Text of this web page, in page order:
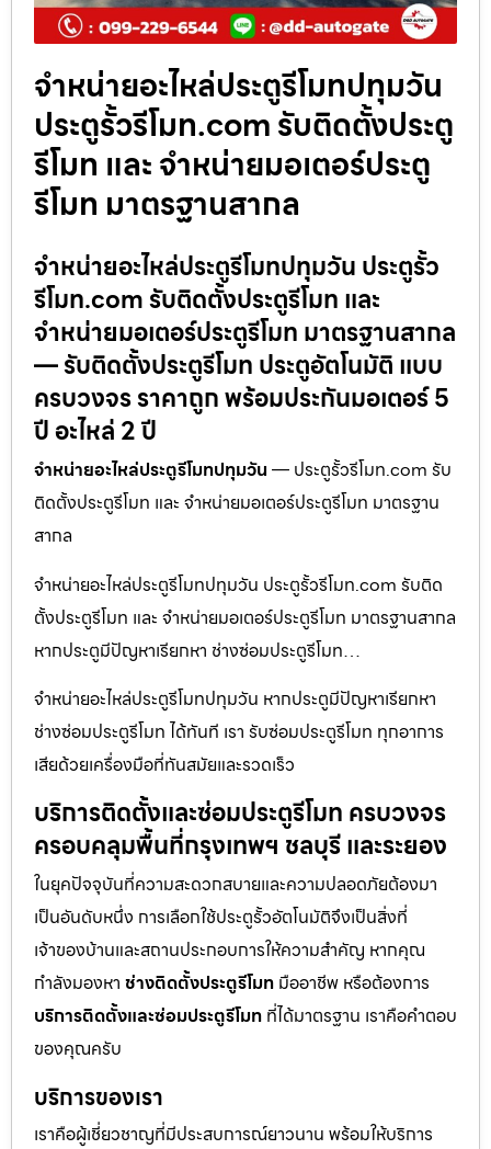
จำหน่ายอะไหล่ประตูรีโมทปทุมวัน
ประตูรั้วรีโมท.com รับติดตั้งประตู
รีโมท และ จำหน่ายมอเตอร์ประตู
รีโมท มาตรฐานสากล
จำหน่ายอะไหล่ประตูรีโมทปทุมวัน ประตูรั้ว
รีโมท.com รับติดตั้งประตูรีโมท และ
จำหน่ายมอเตอร์ประตูรีโมท มาตรฐานสากล
— รับติดตั้งประตูรีโมท ประตูอัตโนมัติ แบบ
ครบวงจร ราคาถูก พร้อมประกันมอเตอร์ 5
ปี อะไหล่ 2 ปี
จำหน่ายอะไหล่ประตูรีโมทปทุมวัน — ประตูรั้วรีโมท.com รับ
ติดตั้งประตูรีโมท และ จำหน่ายมอเตอร์ประตูรีโมท มาตรฐาน
สากล
จำหน่ายอะไหล่ประตูรีโมทปทุมวัน ประตูรั้วรีโมท.com รับติด
ตั้งประตูรีโมท และ จำหน่ายมอเตอร์ประตูรีโมท มาตรฐานสากล
หากประตูมีปัญหาเรียกหา ช่างซ่อมประตูรีโมท…
จำหน่ายอะไหล่ประตูรีโมทปทุมวัน หากประตูมีปัญหาเรียกหา
ช่างซ่อมประตูรีโมท ได้ทันที เรา รับซ่อมประตูรีโมท ทุกอาการ
เสียด้วยเครื่องมือที่ทันสมัยและรวดเร็ว
บริการติดตั้งและซ่อมประตูรีโมท ครบวงจร
ครอบคลุมพื้นที่กรุงเทพฯ ชลบุรี และระยอง
ในยุคปัจจุบันที่ความสะดวกสบายและความปลอดภัยต้องมา
เป็นอันดับหนึ่ง การเลือกใช้ประตูรั้วอัตโนมัติจึงเป็นสิ่งที่
เจ้าของบ้านและสถานประกอบการให้ความสำคัญ หากคุณ
กำลังมองหา ช่างติดตั้งประตูรีโมท มืออาชีพ หรือต้องการ
บริการติดตั้งและซ่อมประตูรีโมท ที่ได้มาตรฐาน เราคือคำตอบ
ของคุณครับ
บริการของเรา
เราคือผู้เชี่ยวชาญที่มีประสบการณ์ยาวนาน พร้อมให้บริการ